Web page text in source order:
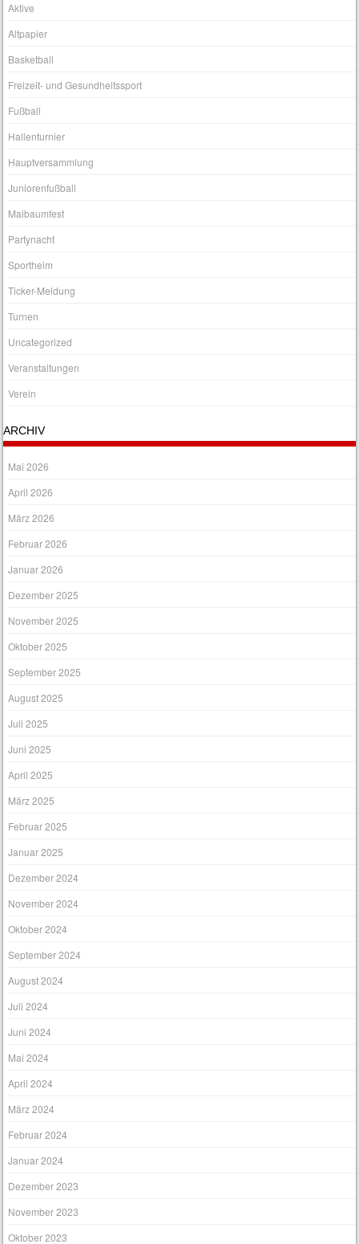
Aktive
Altpapier
Basketball
Freizeit- und Gesundheitssport
Fußball
Hallenturnier
Hauptversammlung
Juniorenfußball
Maibaumfest
Partynacht
Sportheim
Ticker-Meldung
Turnen
Uncategorized
Veranstaltungen
Verein
ARCHIV
Mai 2026
April 2026
März 2026
Februar 2026
Januar 2026
Dezember 2025
November 2025
Oktober 2025
September 2025
August 2025
Juli 2025
Juni 2025
April 2025
März 2025
Februar 2025
Januar 2025
Dezember 2024
November 2024
Oktober 2024
September 2024
August 2024
Juli 2024
Juni 2024
Mai 2024
April 2024
März 2024
Februar 2024
Januar 2024
Dezember 2023
November 2023
Oktober 2023